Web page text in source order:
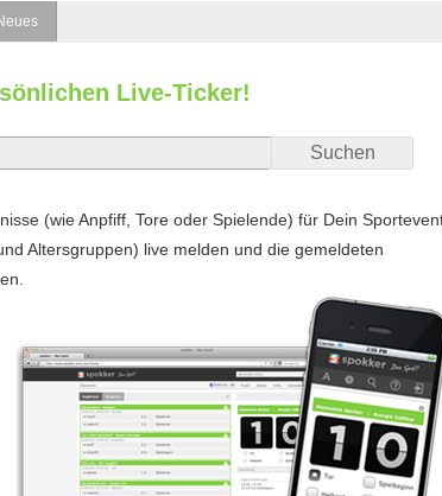
Live-Ticker!
(wie Anpfiff, Tore oder Spielende) für Dein
Altersgruppen) live melden und die gemeldeten